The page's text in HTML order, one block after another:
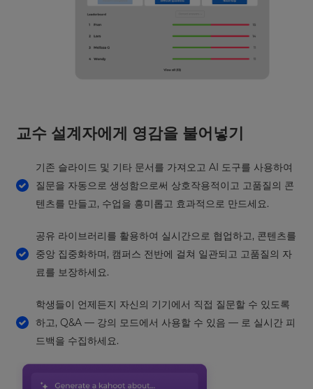
교수 설계자에게 영감을 불어넣기
기존 슬라이드 및 기타 문서를 가져오고 AI 도구를 사용하여
질문을 자동으로 생성함으로써 상호작용적이고 고품질의 콘
텐츠를 만들고, 수업을 흥미롭고 효과적으로 만드세요.
공유 라이브러리를 활용하여 실시간으로 협업하고, 콘텐츠를
중앙 집중화하며, 캠퍼스 전반에 걸쳐 일관되고 고품질의 자
료를 보장하세요.
학생들이 언제든지 자신의 기기에서 직접 질문할 수 있도록
하고, Q&A — 강의 모드에서 사용할 수 있음 — 로 실시간 피
드백을 수집하세요.
Update
your
settings.
Update
your
language,
region
currency.
Region
This